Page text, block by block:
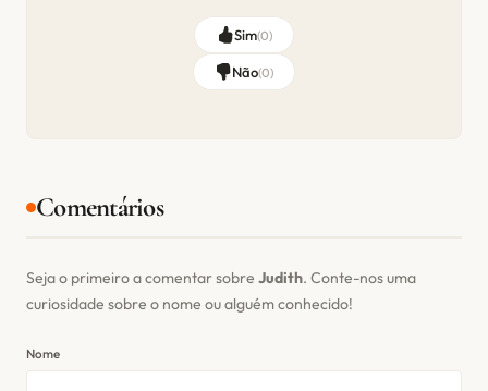
Sim(0)
Não(0)
Comentários
Seja o primeiro a comentar sobre Judith. Conte-nos uma
curiosidade sobre o nome ou alguém conhecido!
Nome